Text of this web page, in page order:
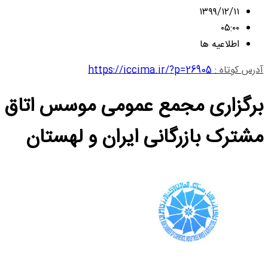
۱۳۹۹/۱۲/۱۱
۰۵:۰۰
اطلاعیه ها
آدرس کوتاه :https://iccima.ir/?p=26905
برگزاری مجمع عمومی موسس اتاق
مشترک بازرگانی ایران و لهستان